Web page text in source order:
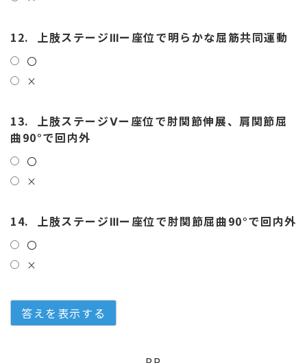
12. 上肢ステージⅢー座位で明らかな屈筋共同運動
〇
×
13.
上肢ステージⅤー座位で肘関節伸展、肩関節屈
曲90°で回内外
〇
×
14. 上肢ステージⅢー座位で肘関節屈曲90°で回内外
〇
×